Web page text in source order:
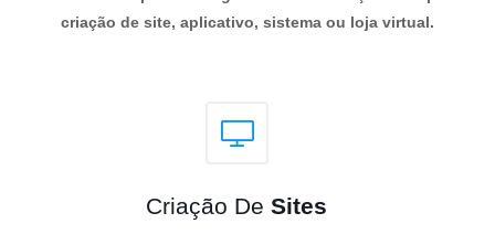
criação de site, aplicativo, sistema ou loja virtual.
Criação De Sites